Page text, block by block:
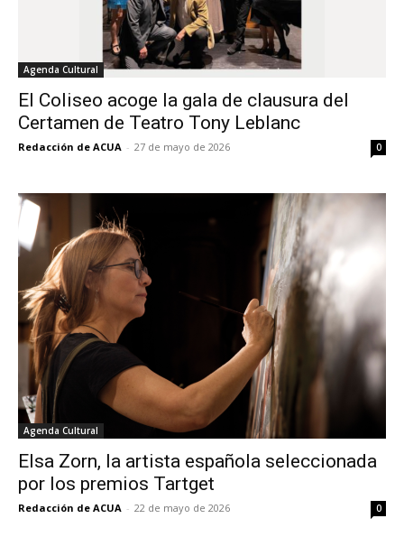
Agenda Cultural
El Coliseo acoge la gala de clausura del
Certamen de Teatro Tony Leblanc
Redacción de ACUA - 27 de mayo de 2026 0
Agenda Cultural
Elsa Zorn, la artista española seleccionada
por los premios Tartget
Redacción de ACUA - 22 de mayo de 2026 0